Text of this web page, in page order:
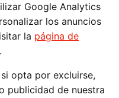
Google Analytics
los anuncios
la página de
.
opta por excluirse,
publicidad de nuestra